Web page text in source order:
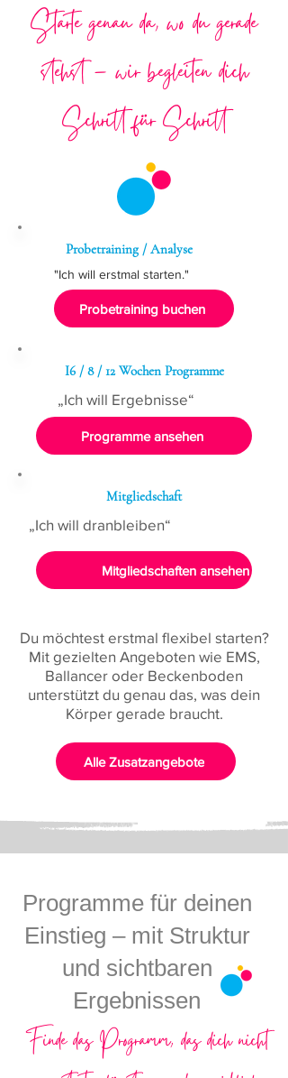
Starte genau da, wo du gerade
stehst – wir begleiten dich
Schritt für Schritt
Probetraining / Analyse
"Ich will erstmal starten."
Probetraining buchen
I6 / 8 / 12 Wochen Programme
„Ich will Ergebnisse“
Programme ansehen
Mitgliedschaft
„Ich will dranbleiben“
Mitgliedschaften ansehen
Du möchtest erstmal flexibel starten?
Mit gezielten Angeboten wie EMS,
Ballancer oder Beckenboden
unterstützt du genau das, was dein
Körper gerade braucht.
Alle Zusatzangebote
Programme für deinen
Einstieg – mit Struktur
und sichtbaren
Ergebnissen
Finde das Programm, das dich nicht